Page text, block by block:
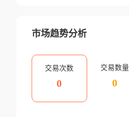
市场趋势分析
交易次数
0
交易数量
0